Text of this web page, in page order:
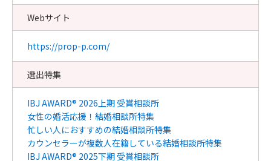
Webサイト
https://prop-p.com/
選出特集
IBJ AWARD® 2026上期 受賞相談所
女性の婚活応援！結婚相談所特集
忙しい人におすすめの結婚相談所特集
カウンセラーが複数人在籍している結婚相談所特集
IBJ AWARD® 2025下期 受賞相談所